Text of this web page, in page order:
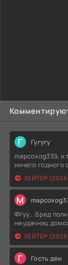
Г Гугугу
mapcoxog339, и
ничего годного
ХЕЙТЕР
M
ФУуу... бред
неудачниц
ХЕЙТЕР
Г Гость ден